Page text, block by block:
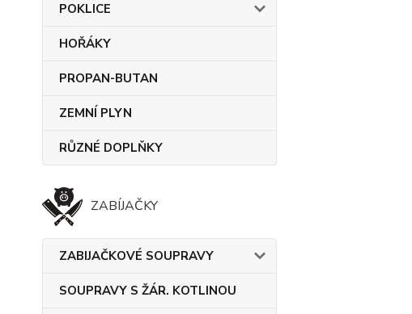
POKLICE
HOŘÁKY
PROPAN-BUTAN
ZEMNÍ PLYN
RŮZNÉ DOPLŇKY
ZABÍJAČKY
ZABIJAČKOVÉ SOUPRAVY
SOUPRAVY S ŽÁR. KOTLINOU